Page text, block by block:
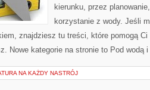
kierunku, przez
korzystanie z wody. Jeśli
znajdziesz tu treści, które pomogą Ci
Nowe kategorie na stronie to Pod
NA KAŻDY NASTRÓJ